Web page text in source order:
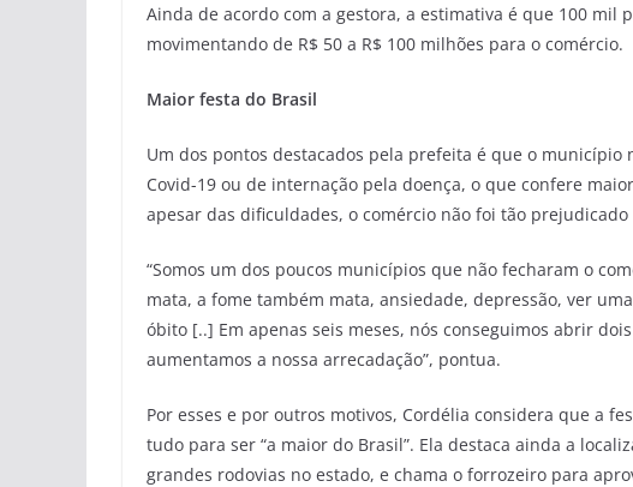
Ainda de acordo com a gestora, a estimativa é que 100 mil
movimentando de R$ 50 a R$ 100 milhões para o comércio.
Maior festa do Brasil
Um dos pontos destacados pela prefeita é que o
Covid-19 ou de internação pela doença, o que confere
apesar das dificuldades, o comércio não foi tão
“Somos um dos poucos municípios que não fecharam o
mata, a fome também mata, ansiedade, depressão, ver
óbito [..] Em apenas seis meses, nós conseguimos abrir
aumentamos a nossa arrecadação”, pontua.
Por esses e por outros motivos, Cordélia considera que a
tudo para ser “a maior do Brasil”. Ela destaca ainda a
grandes rodovias no estado, e chama o forrozeiro para